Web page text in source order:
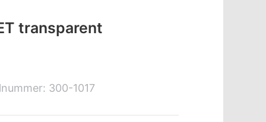
transparent
300-1017